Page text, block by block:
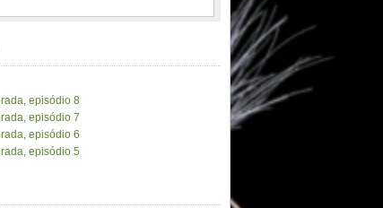
episódio 8
episódio 7
episódio 6
episódio 5